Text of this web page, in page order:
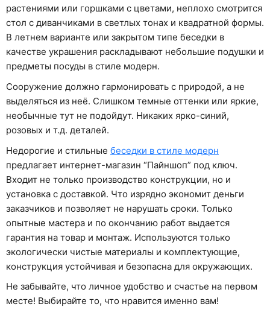
растениями или горшками с цветами, неплохо смотрится
стол с диванчиками в светлых тонах и квадратной формы.
В летнем варианте или закрытом типе беседки в
качестве украшения раскладывают небольшие подушки и
предметы посуды в стиле модерн.
Сооружение должно гармонировать с природой, а не
выделяться из неё. Слишком темные оттенки или яркие,
необычные тут не подойдут. Никаких ярко-синий,
розовых и т.д. деталей.
Недорогие и стильные беседки в стиле модерн
предлагает интернет-магазин “Пайншоп” под ключ.
Входит не только производство конструкции, но и
установка с доставкой. Что изрядно экономит деньги
заказчиков и позволяет не нарушать сроки. Только
опытные мастера и по окончанию работ выдается
гарантия на товар и монтаж. Используются только
экологически чистые материалы и комплектующие,
конструкция устойчивая и безопасна для окружающих.
Не забывайте, что личное удобство и счастье на первом
месте! Выбирайте то, что нравится именно вам!